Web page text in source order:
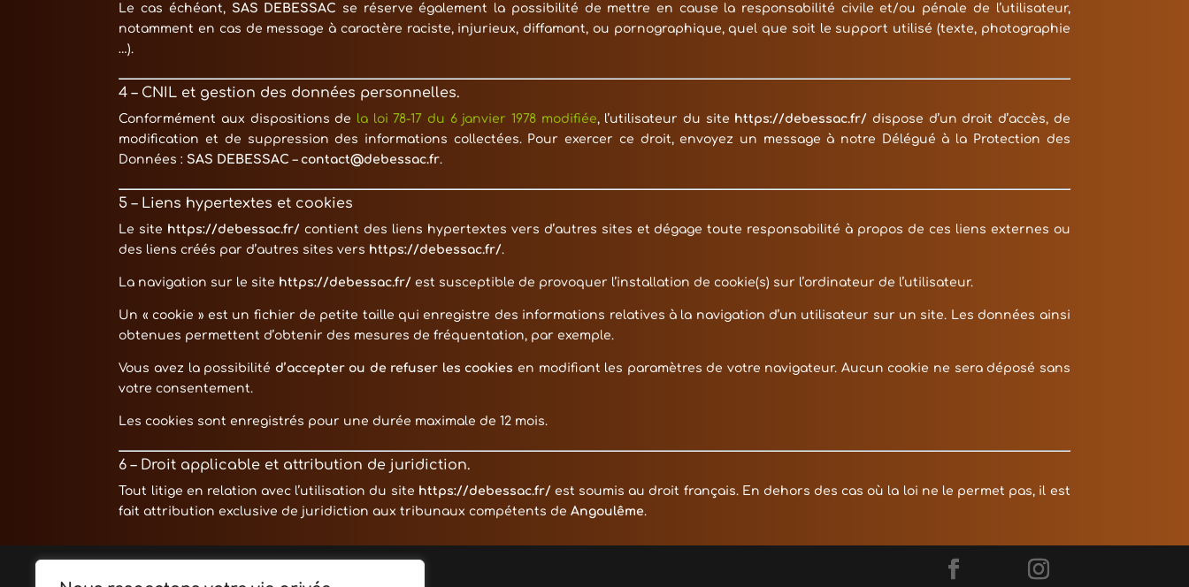
Le cas échéant, SAS DEBESSAC se réserve également la possibilité de mettre en cause la responsabilité civile et/ou pénale de l’utilisateur,
notamment en cas de message à caractère raciste, injurieux, diffamant, ou pornographique, quel que soit le support utilisé (texte, photographie
…).
4 – CNIL et gestion des données personnelles.
Conformément aux dispositions de la loi 78-17 du 6 janvier 1978 modifiée, l’utilisateur du site https://debessac.fr/ dispose d’un droit d’accès, de
modification et de suppression des informations collectées. Pour exercer ce droit, envoyez un message à notre Délégué à la Protection des
Données :SAS DEBESSAC – contact@debessac.fr.
5 – Liens hypertextes et cookies
Le site https://debessac.fr/ contient des liens hypertextes vers d’autres sites et dégage toute responsabilité à propos de ces liens externes ou
des liens créés par d’autres sites vers https://debessac.fr/.
La navigation sur le site https://debessac.fr/ est susceptible de provoquer l’installation de cookie(s) sur l’ordinateur de l’utilisateur.
Un « cookie » est un fichier de petite taille qui enregistre des informations relatives à la navigation d’un utilisateur sur un site. Les données ainsi
obtenues permettent d’obtenir des mesures de fréquentation, par exemple.
Vous avez la possibilité d’accepter ou de refuser les cookies en modifiant les paramètres de votre navigateur. Aucun cookie ne sera déposé sans
votre consentement.
Les cookies sont enregistrés pour une durée maximale de12 mois.
6 – Droit applicable et attribution de juridiction.
Tout litige en relation avec l’utilisation du site https://debessac.fr/ est soumis au droit français. En dehors des cas où la loi ne le permet pas, il est
fait attribution exclusive de juridiction aux tribunaux compétents deAngoulême.